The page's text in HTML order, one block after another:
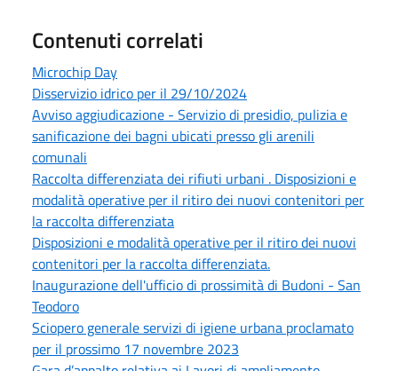
Contenuti correlati
Microchip Day
Disservizio idrico per il 29/10/2024
Avviso aggiudicazione - Servizio di presidio, pulizia e
sanificazione dei bagni ubicati presso gli arenili
comunali
Raccolta differenziata dei rifiuti urbani . Disposizioni e
modalità operative per il ritiro dei nuovi contenitori per
la raccolta differenziata
Disposizioni e modalità operative per il ritiro dei nuovi
contenitori per la raccolta differenziata.
Inaugurazione dell'ufficio di prossimità di Budoni - San
Teodoro
Sciopero generale servizi di igiene urbana proclamato
per il prossimo 17 novembre 2023